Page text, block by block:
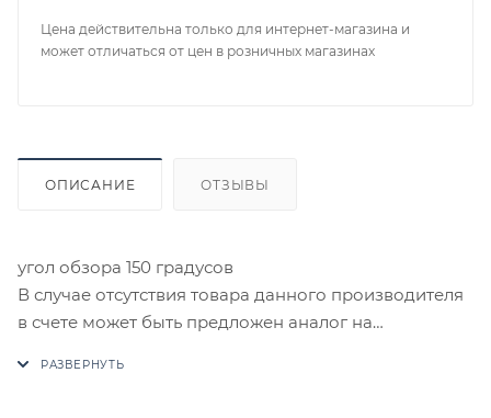
Цена действительна только для интернет-магазина и
может отличаться от цен в розничных магазинах
ОПИСАНИЕ ОТЗЫВЫ
угол обзора 150 градусов
В случае отсутствия товара данного производителя
в счете может быть предложен аналог на